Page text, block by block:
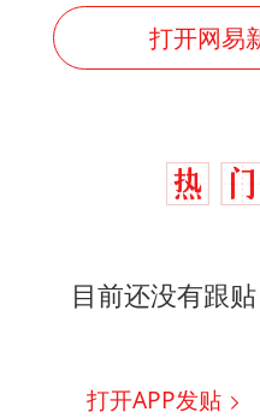
打开网易
目前还没有跟
打开APP发贴